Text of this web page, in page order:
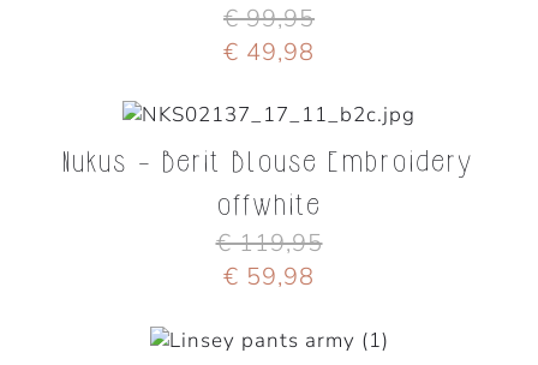
€ 99,95
€ 49,98
Nukus - Berit Blouse Embroidery
offwhite
€ 119,95
€ 59,98